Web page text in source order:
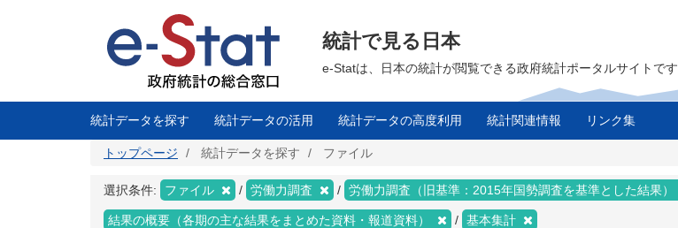
に
統計で見る日本
e-Statは、日本の統計が閲覧できる政府統計ポータルサイトです
統計データを探す 統計データの活用 統計データの高度利用 統計関連情報 リンク集
トップページ 統計データを探す ファイル
選択条件: ファイル 労働力調査 労働力調査（旧基準：2015年国勢調査を基準とした結果）
結果の概要（各期の主な結果をまとめた資料・報道資料） 基本集計